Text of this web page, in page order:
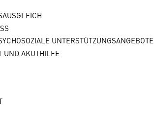
UNTERSTÜTZUNGSANGEBOTE
UND AKUTHILFE